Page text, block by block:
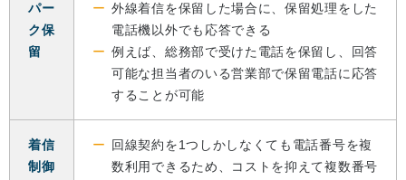
パー
ク保
留
外線着信を保留した場合に、保留処理をした
電話機以外でも応答できる
例えば、総務部で受けた電話を保留し、回答
可能な担当者のいる営業部で保留電話に応答
することが可能
着信
制御
回線契約を1つしかしなくても電話番号を複
数利用できるため、コストを抑えて複数番号